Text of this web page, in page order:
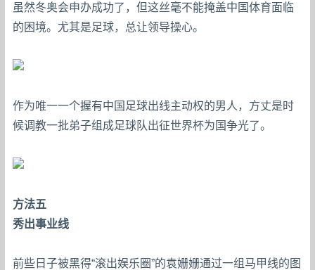
虽然冬奥会申办成功了，但这丝毫不能掩盖中国体育面临
的困境。尤其是足球，总让领导操心。
作为唯一一个握有中国足球出线主动权的男人，方丈是时
候调教一批弟子组成足球队出征世界杯为国争光了。
方法五
秀出事业线
前些日子被黑得“滚出娱乐圈”的袁姗姗通过一组马甲线的图